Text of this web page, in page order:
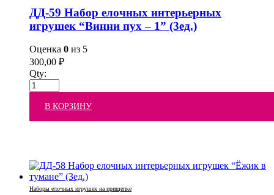
ДД-59 Набор елочных интерьерных
игрушек “Винни пух – 1” (3ед.)
Оценка 0 из 5
300,00 ₽
Qty:
В КОРЗИНУ
Наборы елочных игрушек на прищепке